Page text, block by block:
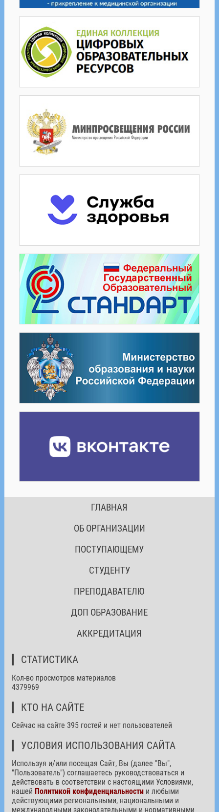
ГЛАВНАЯ
ОБ ОРГАНИЗАЦИИ
ПОСТУПАЮЩЕМУ
СТУДЕНТУ
ПРЕПОДАВАТЕЛЮ
ДОП ОБРАЗОВАНИЕ
АККРЕДИТАЦИЯ
СТАТИСТИКА
Кол-во просмотров материалов
4379969
КТО НА САЙТЕ
Сейчас на сайте 395 гостей и нет пользователей
УСЛОВИЯ ИСПОЛЬЗОВАНИЯ САЙТА
Используя и/или посещая Сайт, Вы (далее "Вы",
"Пользователь") соглашаетесь руководствоваться и
действовать в соответствии с настоящими Условиями,
нашей Политикой конфиденциальностии любыми
действующими региональными, национальными и
международными законодательными и нормативными